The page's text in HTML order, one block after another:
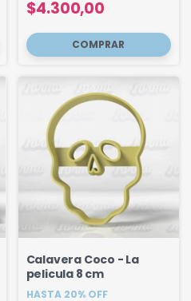
$4.300,00
Calavera Coco - La
pelicula 8 cm
HASTA 20% OFF